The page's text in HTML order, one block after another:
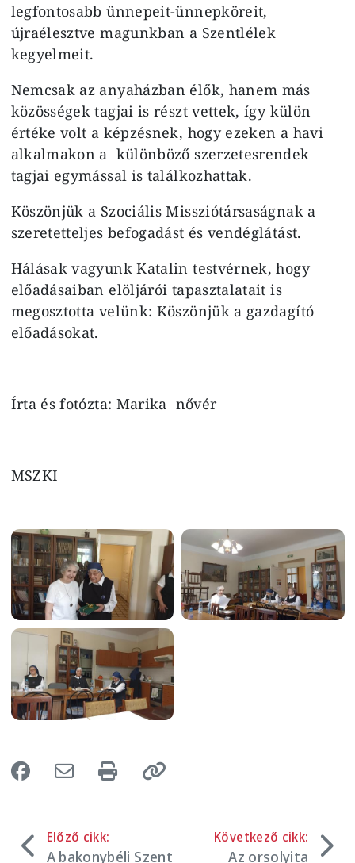
legfontosabb ünnepeit-ünnepköreit,
újraélesztve magunkban a Szentlélek
kegyelmeit.
Nemcsak az anyaházban élők, hanem más
közösségek tagjai is részt vettek, így külön
értéke volt a képzésnek, hogy ezeken a havi
alkalmakon a különböző szerzetesrendek
tagjai egymással is találkozhattak.
Köszönjük a Szociális Missziótársaságnak a
szeretetteljes befogadást és vendéglátást.
Hálásak vagyunk Katalin testvérnek, hogy
előadásaiban elöljárói tapasztalatait is
megosztotta velünk: Köszönjük a gazdagító
előadásokat.
Írta és fotózta: Marika nővér
MSZKI
Image Image
Image
Előző cikk:
A bakonybéli Szent
Következő cikk:
Az orsolyita